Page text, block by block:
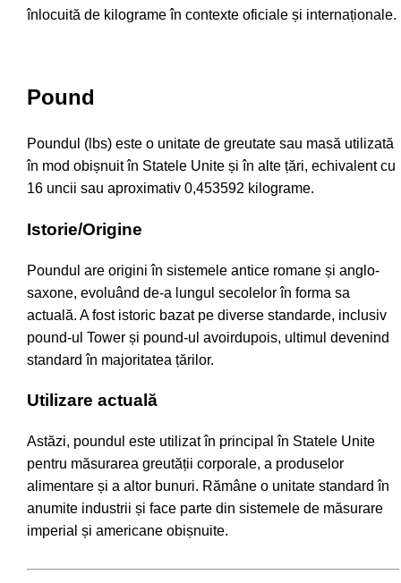
înlocuită de kilograme în contexte oficiale și internaționale.
Pound
Poundul (lbs) este o unitate de greutate sau masă utilizată
în mod obișnuit în Statele Unite și în alte țări, echivalent cu
16 uncii sau aproximativ 0,453592 kilograme.
Istorie/Origine
Poundul are origini în sistemele antice romane și anglo-
saxone, evoluând de-a lungul secolelor în forma sa
actuală. A fost istoric bazat pe diverse standarde, inclusiv
pound-ul Tower și pound-ul avoirdupois, ultimul devenind
standard în majoritatea țărilor.
Utilizare actuală
Astăzi, poundul este utilizat în principal în Statele Unite
pentru măsurarea greutății corporale, a produselor
alimentare și a altor bunuri. Rămâne o unitate standard în
anumite industrii și face parte din sistemele de măsurare
imperial și americane obișnuite.